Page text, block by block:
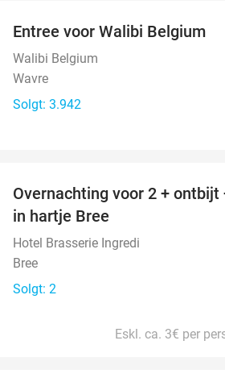
Entree voor Walibi Belgium
Walibi Belgium
Wavre
Solgt: 3.942
DAG
Overnachting voor 2 +
in hartje Bree
Hotel Brasserie Ingredi
Bree
Solgt: 2
Eskl. ca. 3€ per